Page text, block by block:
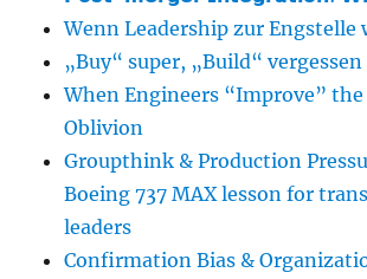
Wenn Leadership zur Engstelle
„Buy“ super, „Build“ vergessen
When Engineers “Improve”
Oblivion
Groupthink & Production
Boeing 737 MAX lesson for
leaders
Confirmation Bias &